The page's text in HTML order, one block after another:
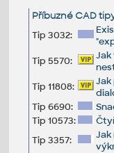
Příbuzné CAD
Tip 3032:
Tip 5570:
Tip 11808:
Jak
Tip 6690:
Tip 10573:
Tip 3357:
Jak